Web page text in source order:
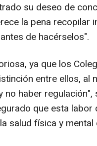
su deseo de
la pena recopilar
de hacérselos".
ya que los
entre ellos, al
haber
que esta
salud física y